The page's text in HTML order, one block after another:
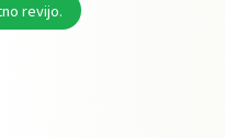
revijo.